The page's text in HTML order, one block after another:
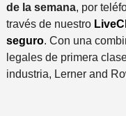
de la semana, por
través de nuestro
seguro. Con una
legales de primera
industria, Lerner and